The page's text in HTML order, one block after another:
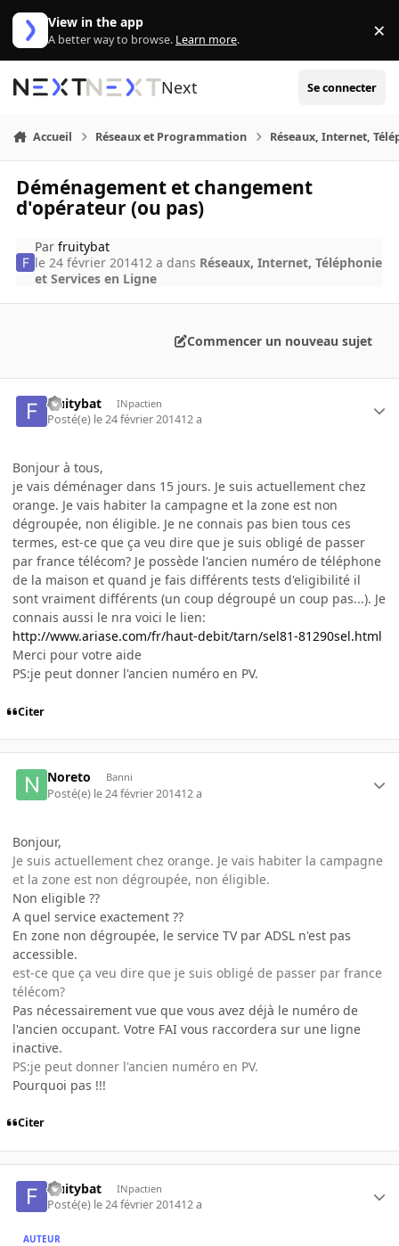
Aller au contenu
View in the app
A better way to browse. Learn more. ×
Next Se connecter
Accueil Réseaux et Programmation Réseaux, Internet,
Déménagement et changement
d'opérateur (ou pas)
Parfruitybat
le 24 février 201412 a dans Réseaux, Internet, Téléphonie
et Services en Ligne
Commencer un nouveau sujet
fruitybat INpactien
Posté(e) le 24 février 201412 a
Bonjour à tous,
je vais déménager dans 15 jours. Je suis actuellement chez
orange. Je vais habiter la campagne et la zone est non
dégroupée, non éligible. Je ne connais pas bien tous ces
termes, est-ce que ça veu dire que je suis obligé de passer
par france télécom? Je possède l'ancien numéro de téléphone
de la maison et quand je fais différents tests d'eligibilité il
sont vraiment différents (un coup dégroupé un coup pas...). Je
connais aussi le nra voici le lien:
http://www.ariase.com/fr/haut-debit/tarn/sel81-81290sel.html
Merci pour votre aide
PS:je peut donner l'ancien numéro en PV.
Citer
Noreto Banni
Posté(e) le 24 février 201412 a
Bonjour,
Je suis actuellement chez orange. Je vais habiter la campagne
et la zone est non dégroupée, non éligible.
Non eligible ??
A quel service exactement ??
En zone non dégroupée, le service TV par ADSL n'est pas
accessible.
est-ce que ça veu dire que je suis obligé de passer par france
télécom?
Pas nécessairement vue que vous avez déjà le numéro de
l'ancien occupant. Votre FAI vous raccordera sur une ligne
inactive.
PS:je peut donner l'ancien numéro en PV.
Pourquoi pas !!!
Citer
fruitybat INpactien
Posté(e) le 24 février 201412 a
AUTEUR